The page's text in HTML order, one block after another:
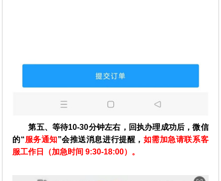
第五、等待10-30分钟左右，回执办理成功后，微信
的“服务通知”会推送消息进行提醒， 如需加急请联系客
服工作日（加急时间 9:30-18:00）。